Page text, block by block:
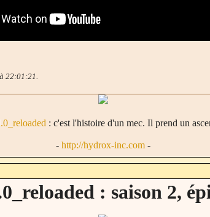
22:01:21.
: c'est l'histoire d'un mec. Il prend un
- http://hydrox-inc.com -
: saison 2,